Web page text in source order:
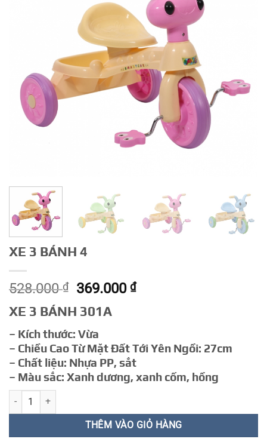
XE 3 BÁNH 4
528.000₫
Giá
là:
528.000 ₫.
369.000₫Giá
369.000 ₫.
XE 3 BÁNH 301A
– Kích thước: Vừa
– Chiều Cao Từ Mặt Đất Tới Yên Ngồi: 27cm
– Chất liệu: Nhựa PP, sắt
– Màu sắc: Xanh dương, xanh cốm, hồng
XE 3 BÁNH 4 số lượng
THÊM VÀO GIỎ HÀNG